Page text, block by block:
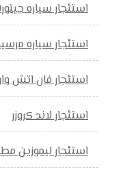
استئجار سياره جيتورX90 بالسائق
استئجار سياره
استئجار فان اتش وان
استئجار لاند كروزر
استئجار ليموزين